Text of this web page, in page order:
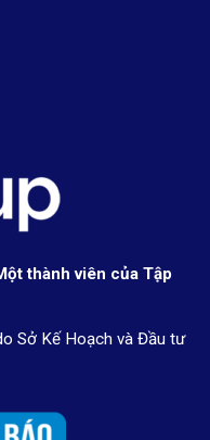
thành viên của Tập
Sở Kế Hoạch và Đầu tư